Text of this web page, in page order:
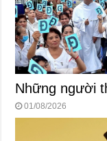
Những người
01/08/2026